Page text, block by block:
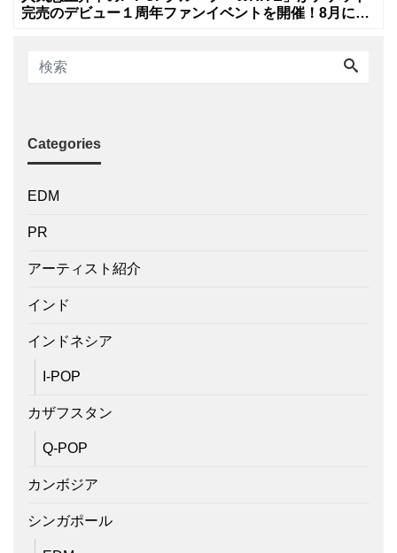
完売のデビュー１周年ファンイベントを開催！8月に新
Categories
EDM
PR
アーティスト紹介
インド
インドネシア
I-POP
カザフスタン
Q-POP
カンボジア
シンガポール